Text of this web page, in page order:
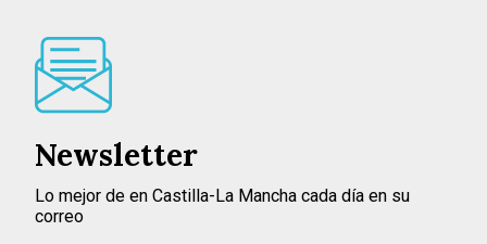
Newsletter
Lo mejor de en Castilla-La Mancha cada día en su
correo